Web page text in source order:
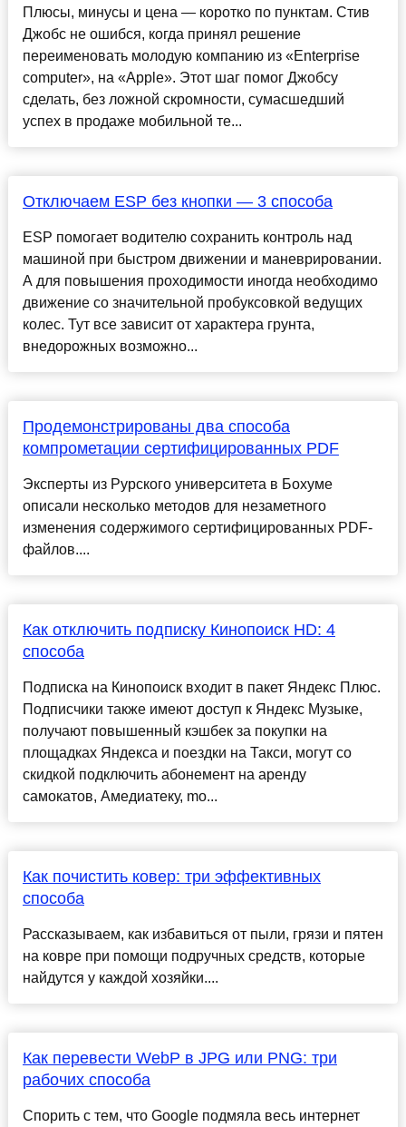
Плюсы, минусы и цена — коротко по пунктам. Стив
Джобс не ошибся, когда принял решение
переименовать молодую компанию из «Enterprise
computer», на «Apple». Этот шаг помог Джобсу
сделать, без ложной скромности, сумасшедший
успех в продаже мобильной те...
Отключаем ESP без кнопки — 3 способа
ESP помогает водителю сохранить контроль над
машиной при быстром движении и маневрировании.
А для повышения проходимости иногда необходимо
движение со значительной пробуксовкой ведущих
колес. Тут все зависит от характера грунта,
внедорожных возможно...
Продемонстрированы два способа
компрометации сертифицированных PDF
Эксперты из Рурского университета в Бохуме
описали несколько методов для незаметного
изменения содержимого сертифицированных PDF-
файлов....
Как отключить подписку Кинопоиск HD: 4
способа
Подписка на Кинопоиск входит в пакет Яндекс Плюс.
Подписчики также имеют доступ к Яндекс Музыке,
получают повышенный кэшбек за покупки на
площадках Яндекса и поездки на Такси, могут со
скидкой подключить абонемент на аренду
самокатов, Амедиатеку, mo...
Как почистить ковер: три эффективных
способа
Рассказываем, как избавиться от пыли, грязи и пятен
на ковре при помощи подручных средств, которые
найдутся у каждой хозяйки....
Как перевести WebP в JPG или PNG: три
рабочих способа
Спорить с тем, что Google подмяла весь интернет